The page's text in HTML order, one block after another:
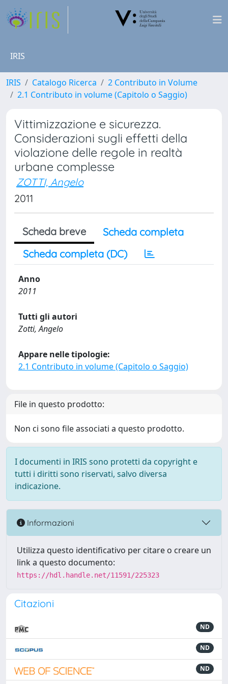
IRIS
IRIS Catalogo Ricerca
2 Contributo in Volume
2.1 Contributo in volume (Capitolo o Saggio)
Vittimizzazione e sicurezza.
Considerazioni sugli effetti della
violazione delle regole in realtà
urbane complesse
ZOTTI, Angelo
2011
Scheda breve
Scheda completa
Scheda completa (DC)
Anno
2011
Tutti gli autori
Zotti, Angelo
Appare nelle tipologie:
2.1 Contributo in volume (Capitolo o Saggio)
File in questo prodotto:
Non ci sono file associati a questo prodotto.
I documenti in IRIS sono protetti da copyright e
tutti i diritti sono riservati, salvo diversa
indicazione.
Informazioni
Utilizza questo identificativo per citare o creare un
link a questo documento:
https://hdl.handle.net/11591/225323
Citazioni
ND
ND
ND